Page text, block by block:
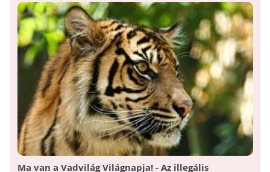
Ma van a Vadvilág Világnapja! - Az illegális